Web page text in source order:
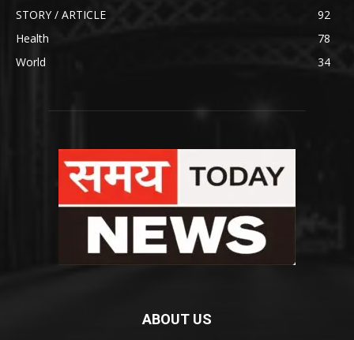
STORY / ARTICLE
92
Health
78
World
34
ABOUT US